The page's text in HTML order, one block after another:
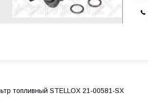
топливный STELLOX 21-00581-SX